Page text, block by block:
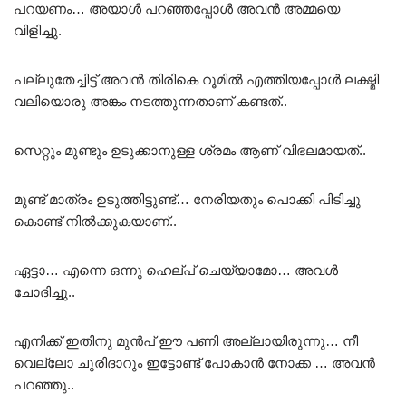
പറയണം… അയാൾ പറഞ്ഞപ്പോൾ അവൻ അമ്മയെ
വിളിച്ചു.
പല്ലുതേച്ചിട്ട് അവൻ തിരികെ റൂമിൽ എത്തിയപ്പോൾ ലക്ഷ്മി
വലിയൊരു അങ്കം നടത്തുന്നതാണ് കണ്ടത്..
സെറ്റും മുണ്ടും ഉടുക്കാനുള്ള ശ്രമം ആണ് വിഭലമായത്..
മുണ്ട് മാത്രം ഉടുത്തിട്ടുണ്ട്… നേരിയതും പൊക്കി പിടിച്ചു
കൊണ്ട് നിൽക്കുകയാണ്..
ഏട്ടാ… എന്നെ ഒന്നു ഹെല്പ് ചെയ്യാമോ… അവൾ
ചോദിച്ചു..
എനിക്ക് ഇതിനു മുൻപ് ഈ പണി അല്ലായിരുന്നു… നീ
വെല്ലോ ചുരിദാറും ഇട്ടോണ്ട് പോകാൻ നോക്ക … അവൻ
പറഞ്ഞു..